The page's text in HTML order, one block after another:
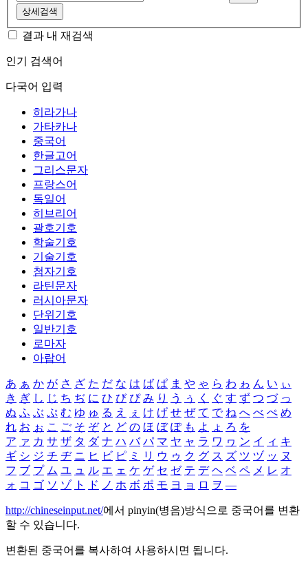
상세검색
결과 내 재검색
인기 검색어
다국어 입력
히라가나
가타카나
중국어
한글고어
그리스문자
프랑스어
독일어
히브리어
괄호기호
학술기호
기술기호
첨자기호
라틴문자
러시아문자
단위기호
일반기호
로마자
아랍어
あ ぁ か が さ ざ た だ な は ば ぱ ま や ゃ ら わ ゎ ん い ぃ
き ぎ し じ ち ぢ に ひ び ぴ み り う ぅ く ぐ す ず つ づ っ
ぬ ふ ぶ ぷ む ゆ ゅ る え ぇ け げ せ ぜ て で ね へ べ ぺ め
れ お ぉ こ ご そ ぞ と ど の ほ ぼ ぽ も よ ょ ろ を
ア ァ カ サ ザ タ ダ ナ ハ バ パ マ ヤ ャ ラ ワ ヮ ン イ ィ キ
ギ シ ジ チ ヂ ニ ヒ ビ ピ ミ リ ウ ゥ ク グ ス ズ ツ ヅ ッ ヌ
フ ブ プ ム ユ ュ ル エ ェ ケ ゲ セ ゼ テ デ ヘ ベ ペ メ レ オ
ォ コ ゴ ソ ゾ ト ド ノ ホ ボ ポ モ ヨ ョ ロ ヲ ―
http://chineseinput.net/에서 pinyin(병음)방식으로 중국어를 변환
할 수 있습니다.
변환된 중국어를 복사하여 사용하시면 됩니다.